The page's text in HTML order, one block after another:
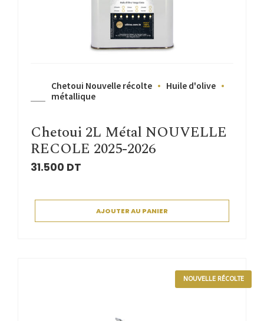
Chetoui Nouvelle récolte
Huile d'olive
métallique
Chetoui 2L Métal NOUVELLE
RECOLE 2025-2026
31.500 DT
AJOUTER AU PANIER
NOUVELLE RÉCOLTE